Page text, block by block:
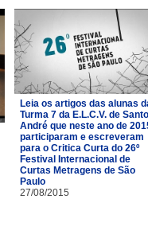
Leia os artigos das alunas
Turma 7 da E.L.C.V. de Santo
André que neste ano de
participaram e escreveram
para o Critica Curta do 26º
Festival Internacional de
Curtas Metragens de São
Paulo
27/08/2015